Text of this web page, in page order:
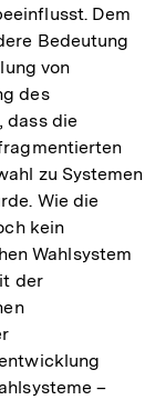
Dem
Bedeutung
von
des
dass die
zu Systemen
Wie die
kein
Wahlsystem
der
–